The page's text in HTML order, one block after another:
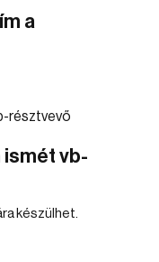
a
ismét vb-
készülhet.